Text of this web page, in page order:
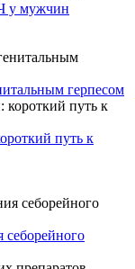
у мужчин
герпесом
путь к
себорейного